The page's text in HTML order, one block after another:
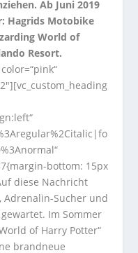
Ab Juni 2019
Hagrids Motobike
World of
Resort.
bottom: 15px
diese Nachricht
Adrenalin-Sucher und
Im Sommer
of Harry Potter“
brandneue